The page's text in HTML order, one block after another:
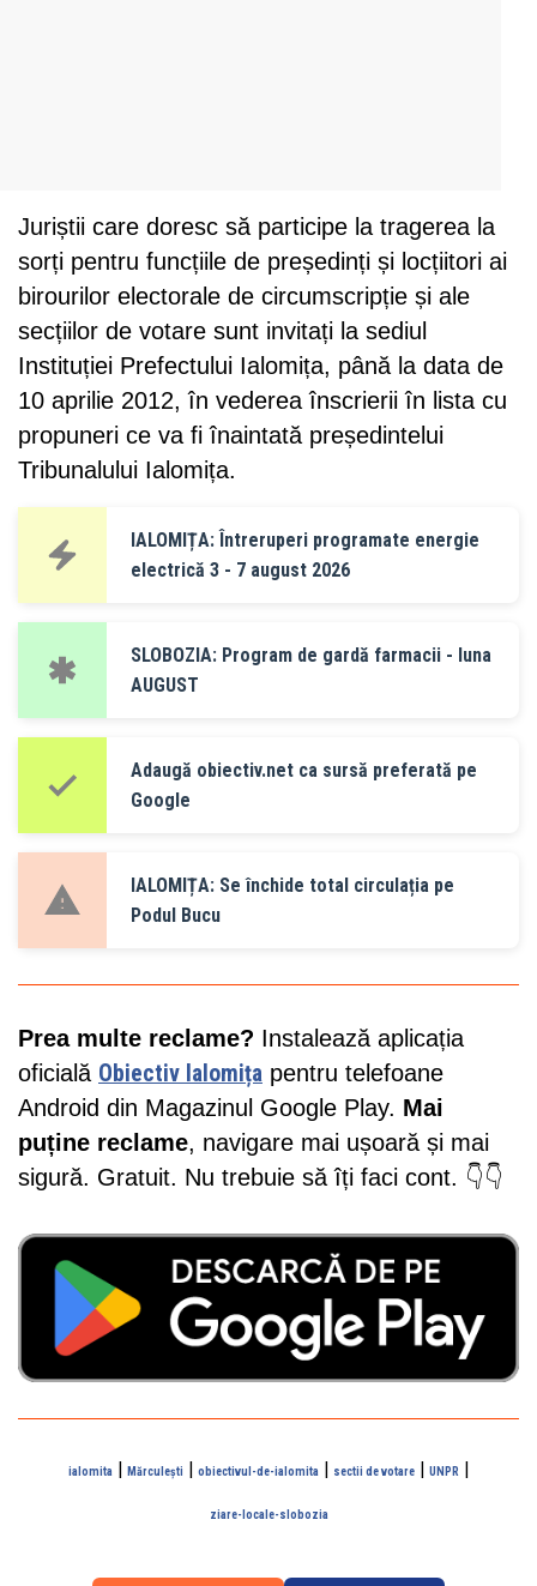
Juriștii care doresc să participe la tragerea la
sorți pentru funcțiile de președinți și locțiitori ai
birourilor electorale de circumscripție și ale
secțiilor de votare sunt invitați la sediul
Instituției Prefectului Ialomița, până la data de
10 aprilie 2012, în vederea înscrierii în lista cu
propuneri ce va fi înaintată președintelui
Tribunalului Ialomița.
IALOMIȚA: Întreruperi programate energie
electrică 3 - 7 august 2026
SLOBOZIA: Program de gardă farmacii - luna
AUGUST
Adaugă obiectiv.net ca sursă preferată pe
Google
IALOMIȚA: Se închide total circulația pe
Podul Bucu
Prea multe reclame? Instalează aplicația
oficială Obiectiv Ialomița pentru telefoane
Android din Magazinul Google Play. Mai
puține reclame, navigare mai ușoară și mai
sigură. Gratuit. Nu trebuie să îți faci cont. 👇👇
ialomita | Mărculești | obiectivul-de-ialomita | sectii de votare | UNPR |
ziare-locale-slobozia